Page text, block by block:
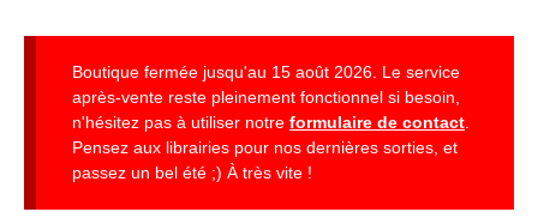
Boutique fermée jusqu'au 15 août 2026. Le service
après-vente reste pleinement fonctionnel si besoin,
n'hésitez pas à utiliser notre formulaire de contact
Pensez aux librairies pour nos dernières sorties, et
passez un bel été ;) À très vite !